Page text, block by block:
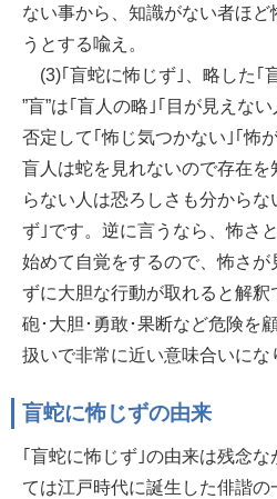
ない事から、知識がない者ほ
うとする喩え。
(3)｢盲蛇に怖じず｣、略した｢
”盲”は｢盲人の略｣｢目が見えない
否定して｢怖じ気つかない｣｢怖
盲人は蛇を見れないので存在
らない人は恐ろしさも分からな
ず｣です。逆に言うなら、怖さ
始めて自覚をするので、怖さ
ずに大胆な行動が取れると解
砲･大胆･勇敢･果断など危険を
扱いで非常に近い意味合いにな
盲蛇に怖じずの由来
｢盲蛇に怖じず｣の由来は残念
ては江戸時代に誕生した俳諧の